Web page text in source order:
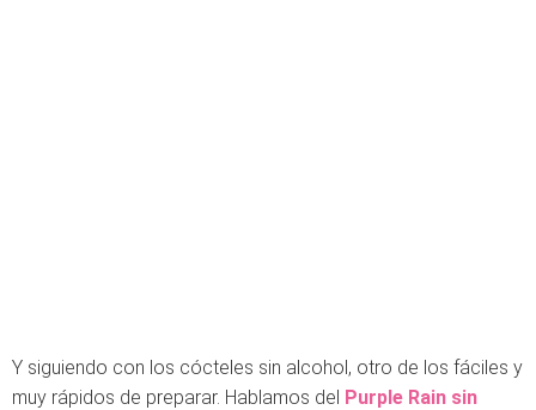
Y siguiendo con los cócteles sin alcohol, otro de los fáciles y
muy rápidos de preparar. Hablamos del Purple Rain sin